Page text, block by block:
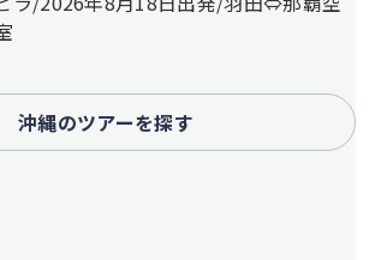
沖縄のツアーを探す